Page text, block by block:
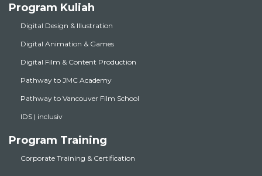
Program Kuliah
Digital Design & Illustration
Digital Animation & Games
Digital Film & Content Production
Pathway to JMC Academy
Pathway to Vancouver Film School
IDS | inclusiv
Program Training
Corporate Training & Certification